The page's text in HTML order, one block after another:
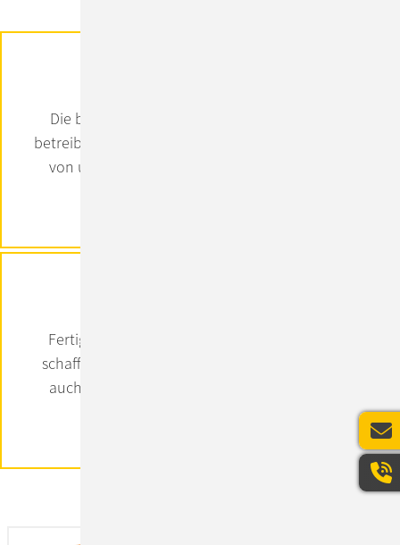
Die beste Software ist nur so gut, wie sie auch
betreibbar ist. Entwicklung, Operations & Support,
von uns erhalten Sie alles aus einer Hand, auf
Fertig gibt es bei uns nicht. Wir denken weiter,
schaffen Automatisierungsstandards und damit
auch Freiräume für mehr Innovation in Ihrem